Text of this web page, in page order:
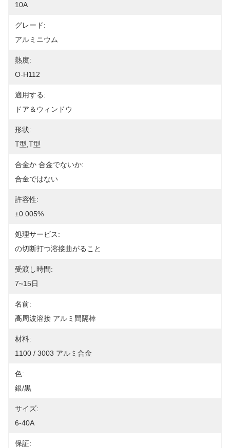
10A
グレード:
アルミニウム
熱度:
O-H112
適用する:
ドア＆ウィンドウ
形状:
T型,T型
合金か 合金でないか:
合金ではない
許容性:
±0.005%
処理サービス:
の切断打つ溶接曲がること
受渡し時間:
7~15日
名前:
高周波溶接 アルミ間隔棒
材料:
1100 / 3003 アルミ合金
色:
銀/黒
サイズ:
6-40A
保証: